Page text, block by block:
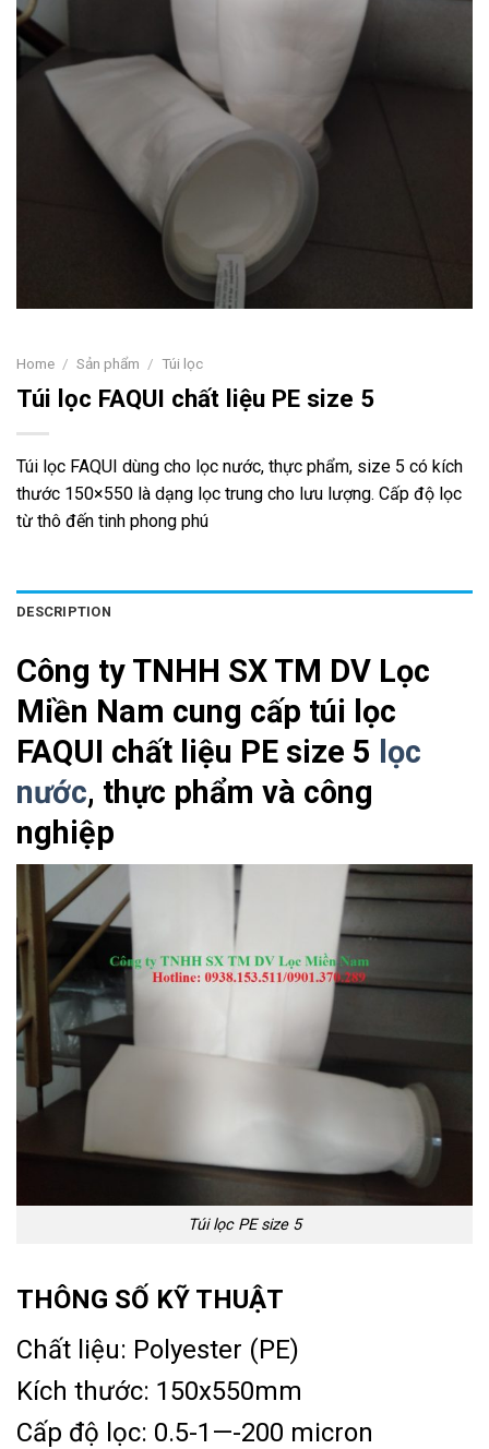
Home / Sản phẩm / Túi lọc
Túi lọc FAQUI chất liệu PE size 5
Túi lọc FAQUI dùng cho lọc nước, thực phẩm, size 5 có kích
thước 150×550 là dạng lọc trung cho lưu lượng. Cấp độ lọc
từ thô đến tinh phong phú
DESCRIPTION
Công ty TNHH SX TM DV Lọc
Miền Nam cung cấp túi lọc
FAQUI chất liệu PE size 5 lọc
nước, thực phẩm và công
nghiệp
Túi lọc PE size 5
THÔNG SỐ KỸ THUẬT
Chất liệu: Polyester (PE)
Kích thước: 150x550mm
Cấp độ lọc: 0.5-1—-200 micron